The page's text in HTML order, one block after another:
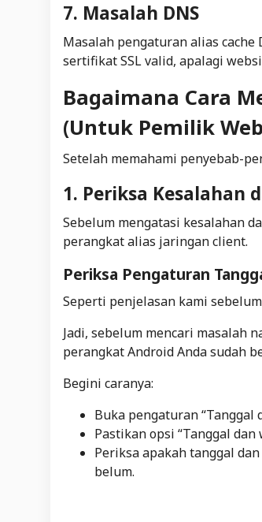
7. Masalah DNS
Masalah pengaturan alias
sertifikat SSL valid, apalagi
Bagaimana Cara
(Untuk Pemilik
Setelah memahami penyebab-
1. Periksa Kesalahan
Sebelum mengatasi kesalahan
perangkat alias jaringan client.
Periksa Pengaturan
Seperti penjelasan kami
Jadi, sebelum mencari masalah
perangkat Android Anda sudah
Begini caranya:
Buka pengaturan “Tanggal
Pastikan opsi “Tanggal
Periksa apakah tanggal
belum.